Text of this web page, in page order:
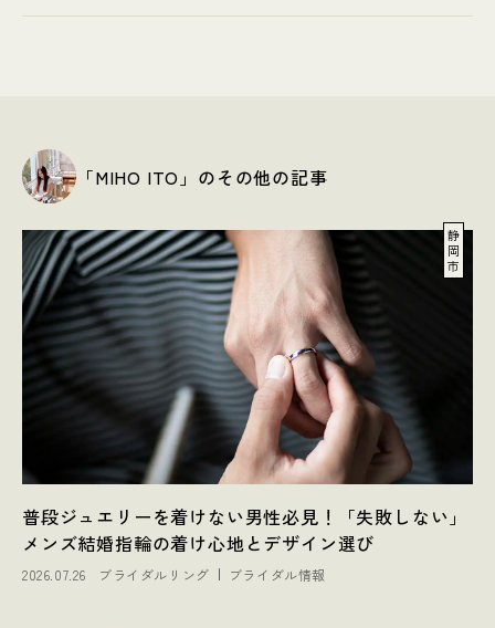
「MIHO ITO」のその他の記事
静
岡
市
普段ジュエリーを着けない男性必見！「失敗しない」
メンズ結婚指輪の着け心地とデザイン選び
2026.07.26 ブライダルリング ブライダル情報